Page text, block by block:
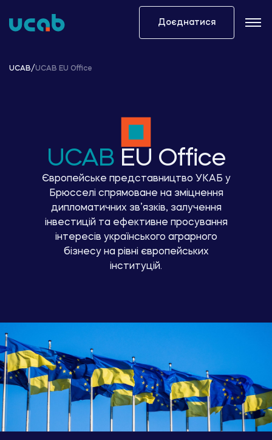
to
Доєднатися
UCAB/UCAB EU Office
UCAB EU Office
Європейське представництво УКАБ у
Брюсселі спрямоване на зміцнення
дипломатичних зв’язків, залучення
інвестицій та ефективне просування
інтересів українського аграрного
бізнесу на рівні європейських
інституцій.